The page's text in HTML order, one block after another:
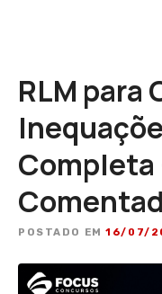
RLM para
Completa
POSTADO EM 16/07/